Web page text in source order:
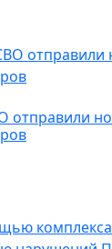
отправили